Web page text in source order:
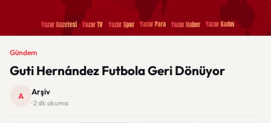
Gündem
Guti Hernández Futbola Geri Dönüyor
A Arşiv
· 2 dk okuma